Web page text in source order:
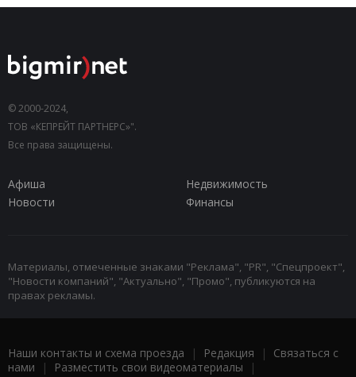
© 2000-2024,
ТОВ «КЕПРЕЙТ ПАРТНЕРС»".
Все права защищены.
Афиша
Недвижимость
Новости
Финансы
Материалы, отмеченные знаками "Реклама", "PR", "Спецпроект",
"Новости компаний", "Актуально", "Промо", публикуются на
правах рекламы.
Наши контакты и схема проезда | Редакция | Связаться с
нами | Разместить свои видеоматериалы |